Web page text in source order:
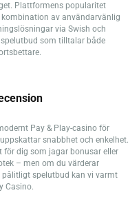
Plattformens popularitet
av användarvänlig
via Swish och
som tilltalar både
Pay & Play-casino för
snabbhet och enkelhet.
för dig som jagar bonusar eller
– men om du värderar
spelutbud kan vi varmt
Casino.